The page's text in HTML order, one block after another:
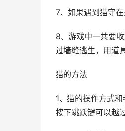
7、如果遇到猫守
8、游戏中一共要
过墙缝逃生，用道
猫的方法
1、猫的操作方式
按下跳跃键可以越